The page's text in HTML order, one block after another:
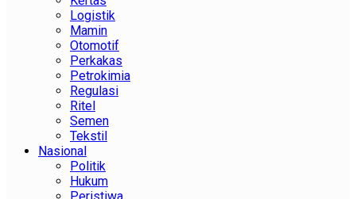
Logistik
Mamin
Otomotif
Perkakas
Petrokimia
Regulasi
Ritel
Semen
Tekstil
Nasional
Politik
Hukum